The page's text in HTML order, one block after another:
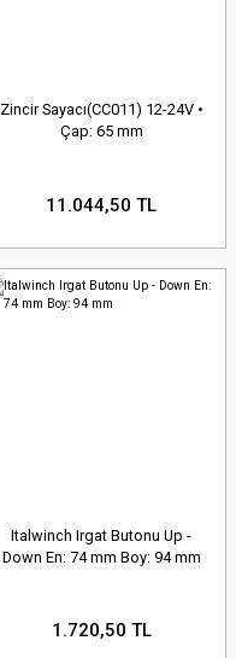
Zincir Sayacı(CC011) 12-24V •
Çap: 65 mm
11.044,50 TL
Italwinch Irgat Butonu Up -
Down En: 74 mm Boy: 94 mm
1.720,50 TL